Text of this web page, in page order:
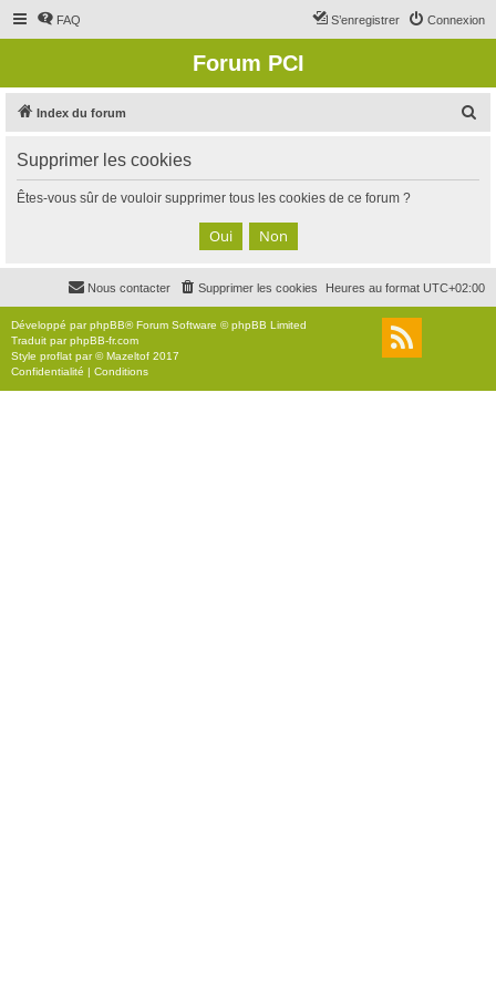
FAQ Connexion
S’enregistrer
Forum PCI
Index du forum
c
Supprimer les cookies
Êtes-vous sûr de vouloir supprimer tous les cookies de ce forum ?
Heures au format UTC+02:00
Supprimer les cookies
Nous contacter
Développé parphpBB® Forum Software © phpBB Limited
Traduit parphpBB-fr.com
Style proflat par ©Mazeltof 2017
Confidentialité | Conditions